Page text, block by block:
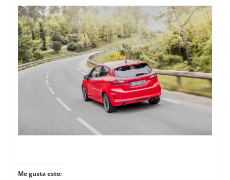
Me gusta esto: